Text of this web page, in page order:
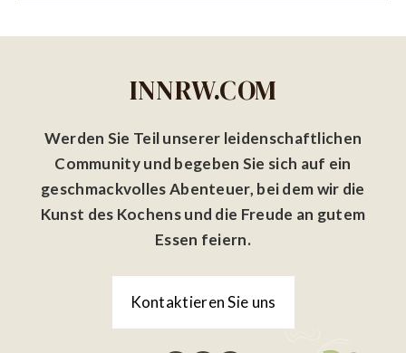
INNRW.COM
Werden Sie Teil unserer leidenschaftlichen
Community und begeben Sie sich auf ein
geschmackvolles Abenteuer, bei dem wir die
Kunst des Kochens und die Freude an gutem
Essen feiern.
Kontaktieren Sie uns